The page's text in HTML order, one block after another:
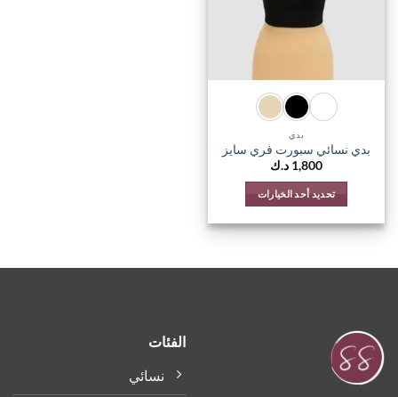
اختيار
الخيارات
صفحة
المنتج
بدي
بدي نسائي سبورت فري سايز
1,800 د.ك
تحديد أحد الخيارات
العديد
الأشكال
الفئات
نسائي